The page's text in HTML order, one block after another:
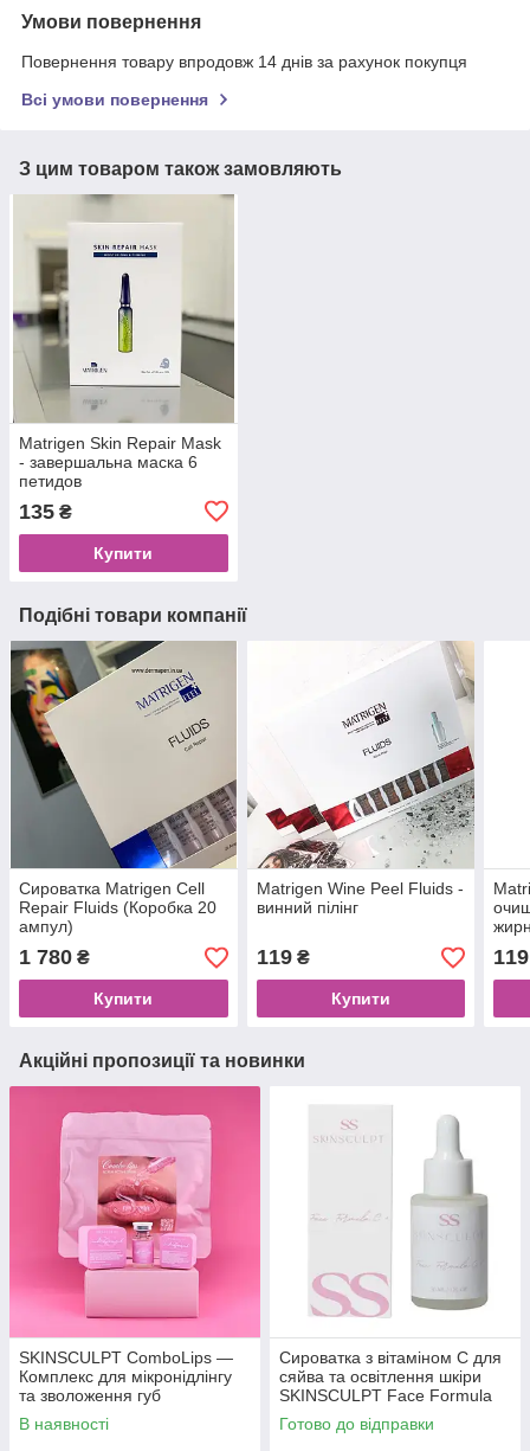
Умови повернення
Повернення товару впродовж 14 днів за рахунок покупця
Всі умови повернення
З цим товаром також замовляють
Matrigen Skin Repair Mask
- завершальна маска 6
петидов
135 ₴
Купити
Подібні товари компанії
Сироватка Matrigen Cell
Repair Fluids (Коробка 20
ампул)
1 780 ₴
Купити
Matrigen Wine Peel Fluids -
винний пілінг
119₴
Купити
119
Акційні пропозиції та новинки
SKINSCULPT ComboLips —
Комплекс для мікронідлінгу
та зволоження губ
В наявності
Сироватка з вітаміном C для
сяйва та освітлення шкіри
SKINSCULPT Face Formula
CPlus (30 мл)
Готово до відправки